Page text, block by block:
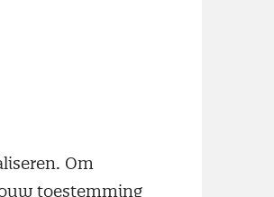
Om
toestemming